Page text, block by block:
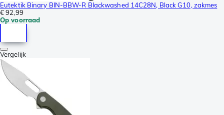
Eutektik Binary BIN-BBW-R Blackwashed 14C28N, Black G10, zakmes
€ 92,99
Op voorraad
Vergelijk